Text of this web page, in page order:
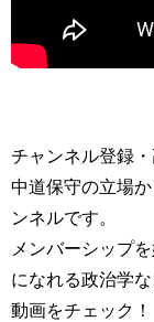
チャンネル登録
中道保守の立場
ンネルです。
メンバーシップ
になれる政治学
動画をチェック！